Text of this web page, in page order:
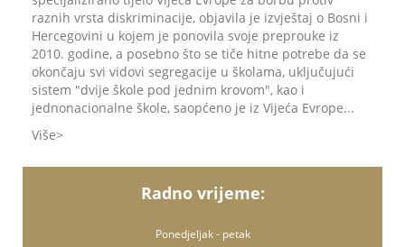
raznih vrsta diskriminacije, objavila je izvještaj o Bosni i
Hercegovini u kojem je ponovila svoje preprouke iz
2010. godine, a posebno što se tiče hitne potrebe da se
okončaju svi vidovi segregacije u školama, uključujući
sistem "dvije škole pod jednim krovom", kao i
jednonacionalne škole, saopćeno je iz Vijeća Evrope...
Više
Radno vrijeme:
Ponedjeljak - petak